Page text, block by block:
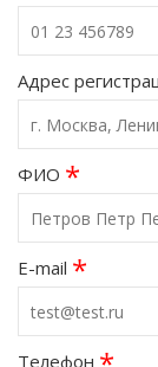
Адрес
ФИО *
E-mail *
Телефон